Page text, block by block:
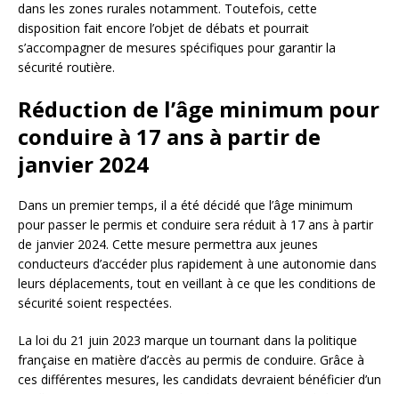
dans les zones rurales notamment. Toutefois, cette
disposition fait encore l’objet de débats et pourrait
s’accompagner de mesures spécifiques pour garantir la
sécurité routière.
Réduction de l’âge minimum pour
conduire à 17 ans à partir de
janvier 2024
Dans un premier temps, il a été décidé que l’âge minimum
pour passer le permis et conduire sera réduit à 17 ans à partir
de janvier 2024. Cette mesure permettra aux jeunes
conducteurs d’accéder plus rapidement à une autonomie dans
leurs déplacements, tout en veillant à ce que les conditions de
sécurité soient respectées.
La loi du 21 juin 2023 marque un tournant dans la politique
française en matière d’accès au permis de conduire. Grâce à
ces différentes mesures, les candidats devraient bénéficier d’un